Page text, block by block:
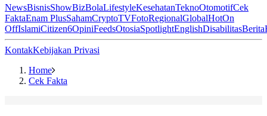
NewsBisnisShowBizBolaLifestyleKesehatanTeknoOtomotifCek
FaktaEnam PlusSahamCryptoTVFotoRegionalGlobalHotOn
OffIslamiCitizen6OpiniFeedsOtosiaSpotlightEnglishDisabilitasBerita
KontakKebijakan Privasi
Home
Cek Fakta